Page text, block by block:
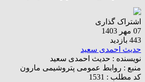
اشتراک گذاری
07 مهر 1403
443 بازدید
حدیث احمدی سعید
نویسنده : حدیث احمدی سعید
منبع : روابط عمومی پتروشیمی مارون
کد مطلب : 1531